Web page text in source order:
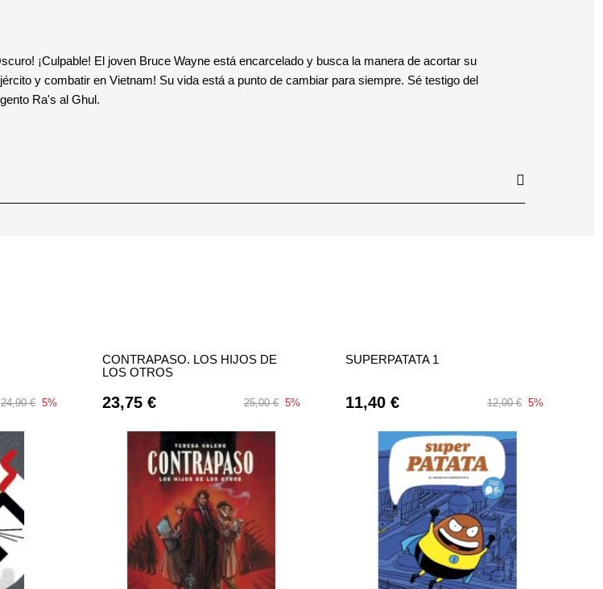
¡Culpable! El joven Bruce Wayne está encarcelado y busca la manera de acortar su
y combatir en Vietnam! Su vida está a punto de cambiar para siempre. Sé testigo del
Ra's al Ghul.
24,90 € 5%
CONTRAPASO. LOS HIJOS DE
LOS OTROS
23,75 € 25,00 € 5%
SUPERPATATA 1
11,40 € 12,00 € 5%